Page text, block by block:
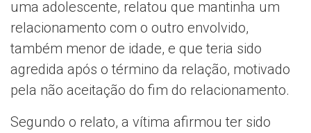
uma adolescente, relatou que mantinha um
relacionamento com o outro envolvido,
também menor de idade, e que teria sido
agredida após o término da relação, motivado
pela não aceitação do fim do relacionamento.
Segundo o relato, a vítima afirmou ter sido